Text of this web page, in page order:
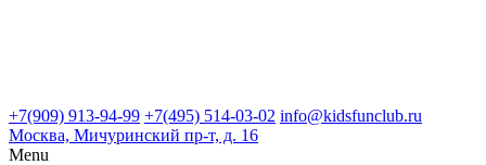
+7(909) 913-94-99 +7(495) 514-03-02 info@kidsfunclub.ru
Москва, Мичуринский пр-т, д. 16
Menu